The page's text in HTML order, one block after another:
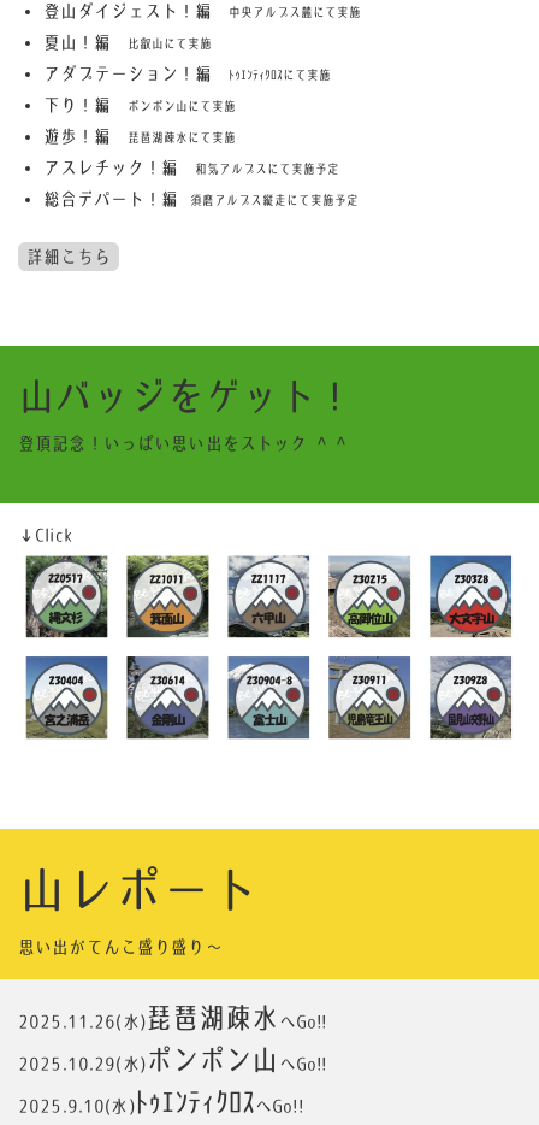
登山ダイジェスト！編 中央アルプス麓にて実施
夏山！編 比叡山にて実施
アダプテーション！編 ﾄｩｴﾝﾃｨｸﾛｽ にて実施
下り！編 ポンポン山にて実施
遊歩！編 琵琶湖疎水にて実施
アスレチック！編 和気アルプスにて実施予定
総合デパート！編 須磨アルプス縦走にて実施予定
詳細こちら
山バッジをゲット！
登頂記念！いっぱい思い出をストック ^ ^
↓Click
山レポート
思い出がてんこ盛り盛り〜
2025.11.26(水)琵琶湖疎水 へGo!!
2025.10.29(水)ポンポン山 へGo!!
2025.9.10(水)ﾄｩｴﾝﾃｨｸﾛｽ へGo!!